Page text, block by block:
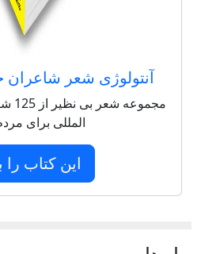
آنتولوژی شعر شاعران
المللی برای
این کتاب را